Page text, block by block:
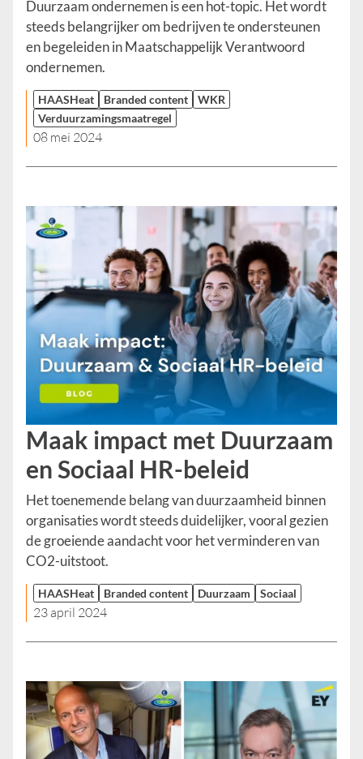
Duurzaam ondernemen is een hot-topic. Het wordt
steeds belangrijker om bedrijven te ondersteunen
en begeleiden in Maatschappelijk Verantwoord
ondernemen.
HAASHeat Branded content
WKR
Verduurzamingsmaatregel
08 mei 2024
Maak impact met Duurzaam
en Sociaal HR-beleid
Het toenemende belang van duurzaamheid binnen
organisaties wordt steeds duidelijker, vooral gezien
de groeiende aandacht voor het verminderen van
CO2-uitstoot.
HAASHeat Branded content Duurzaam Sociaal
23 april 2024